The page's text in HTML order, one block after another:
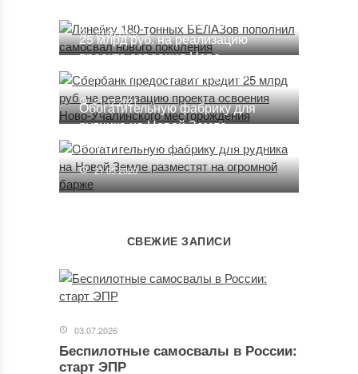
13.05.2023
Сбербанк предоставит кредит
25 млрд руб. на реализацию
проекта освоения Ново-
Учалинского месторождения
21.12.2021
Обогатительную фабрику для
рудника на Новой Земле
разместят на огромной барже
21.05.2020
СВЕЖИЕ ЗАПИСИ
03.07.2026
Беспилотные самосвалы в России:
старт ЭПР